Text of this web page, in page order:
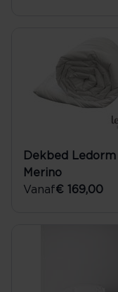
Dekbed Ledorm
Merino
Vanaf€ 169,00